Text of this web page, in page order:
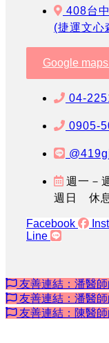
408台
(捷運文心
Google maps
04-
0905-
週一－
週日 休
Facebook
Line
友善連結：潘醫
友善連結：潘醫
友善連結：陳醫